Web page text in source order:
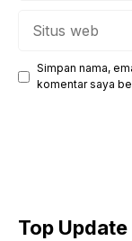
Simpan nama,
komentar saya
Top Update